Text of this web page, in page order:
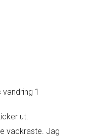
ut.
vackraste. Jag